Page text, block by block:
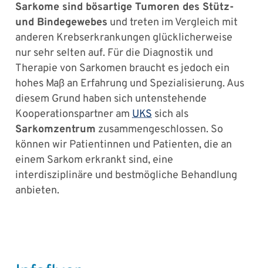
Sarkome sind bösartige Tumoren des Stütz-
und Bindegewebes und treten im Vergleich mit
anderen Krebserkrankungen glücklicherweise
nur sehr selten auf. Für die Diagnostik und
Therapie von Sarkomen braucht es jedoch ein
hohes Maß an Erfahrung und Spezialisierung. Aus
diesem Grund haben sich untenstehende
Kooperationspartner am UKS sich als
Sarkomzentrum zusammengeschlossen. So
können wir Patientinnen und Patienten, die an
einem Sarkom erkrankt sind, eine
interdisziplinäre und bestmögliche Behandlung
anbieten.